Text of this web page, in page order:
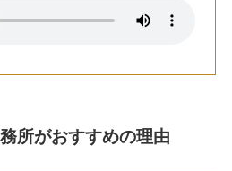
所がおすすめの理由